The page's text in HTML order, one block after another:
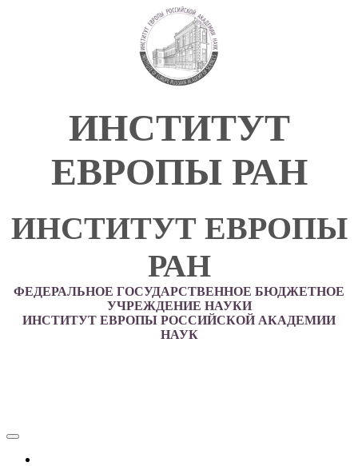
ИНСТИТУТ
ЕВРОПЫ РАН
ИНСТИТУТ ЕВРОПЫ
РАН
ФЕДЕРАЛЬНОЕ ГОСУДАРСТВЕННОЕ БЮДЖЕТНОЕ
УЧРЕЖДЕНИЕ НАУКИ
ИНСТИТУТ ЕВРОПЫ РОССИЙСКОЙ АКАДЕМИИ
НАУК